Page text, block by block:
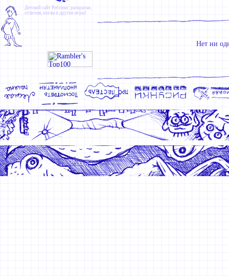
Детский сайт Ребзики: раскраски,
отличия, пазлы и другие игры!
Нет ни